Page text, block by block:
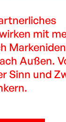
mit
Außen.
Sinn und